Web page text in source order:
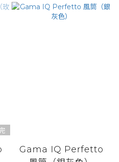
Gama IQ Perfetto